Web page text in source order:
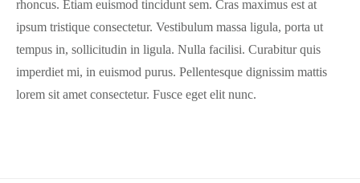
rhoncus. Etiam euismod tincidunt sem. Cras maximus est at
ipsum tristique consectetur. Vestibulum massa ligula, porta ut
tempus in, sollicitudin in ligula. Nulla facilisi. Curabitur quis
imperdiet mi, in euismod purus. Pellentesque dignissim mattis
lorem sit amet consectetur. Fusce eget elit nunc.